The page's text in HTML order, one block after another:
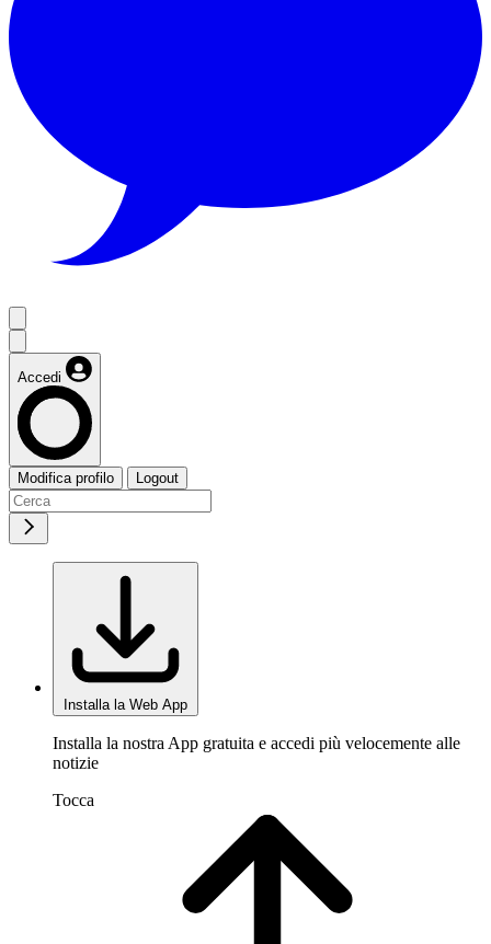
Accedi
Modifica profilo Logout
Installa la Web App
Installa la nostra App gratuita e accedi più velocemente alle
notizie
Tocca